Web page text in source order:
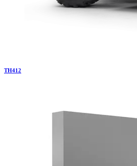
TH412